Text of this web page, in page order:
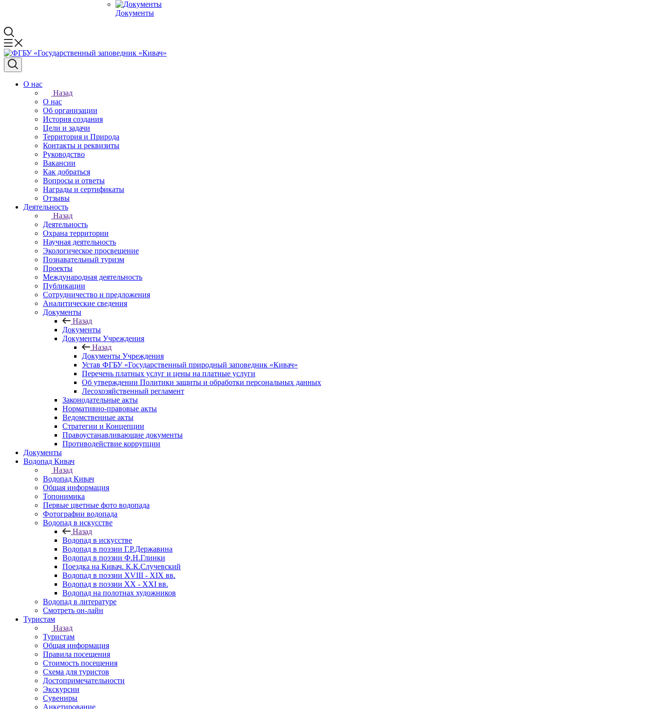
Документы
О нас
Назад
О нас
Об организации
История создания
Цели и задачи
Территория и Природа
Контакты и реквизиты
Руководство
Вакансии
Как добраться
Вопросы и ответы
Награды и сертификаты
Отзывы
Деятельность
Назад
Деятельность
Охрана территории
Научная деятельность
Экологическое просвещение
Познавательный туризм
Проекты
Международная деятельность
Публикации
Сотрудничество и предложения
Аналитические сведения
Документы
Назад
Документы
Документы Учреждения
Назад
Документы Учреждения
Устав ФГБУ «Государственный природный заповедник «Кивач»
Перечень платных услуг и цены на платные услуги
Об утверждении Политики защиты и обработки персональных данных
Лесохозяйственный регламент
Законодательные акты
Нормативно-правовые акты
Ведомственные акты
Стратегии и Концепции
Правоустанавливающие документы
Противодействие коррупции
Документы
Водопад Кивач
Назад
Водопад Кивач
Общая информация
Топонимика
Первые цветные фото водопада
Фотографии водопада
Водопад в искусстве
Назад
Водопад в искусстве
Водопад в поэзии Г.Р.Державина
Водопад в поэзии Ф.Н.Глинки
Поездка на Кивач. К.К.Случевский
Водопад в поэзии XVIII - XIX вв.
Водопад в поэзии XX - XXI вв.
Водопад на полотнах художников
Водопад в литературе
Смотреть он-лайн
Туристам
Назад
Туристам
Общая информация
Правила посещения
Стоимость посещения
Схема для туристов
Достопримечательности
Экскурсии
Сувениры
Анкетирование